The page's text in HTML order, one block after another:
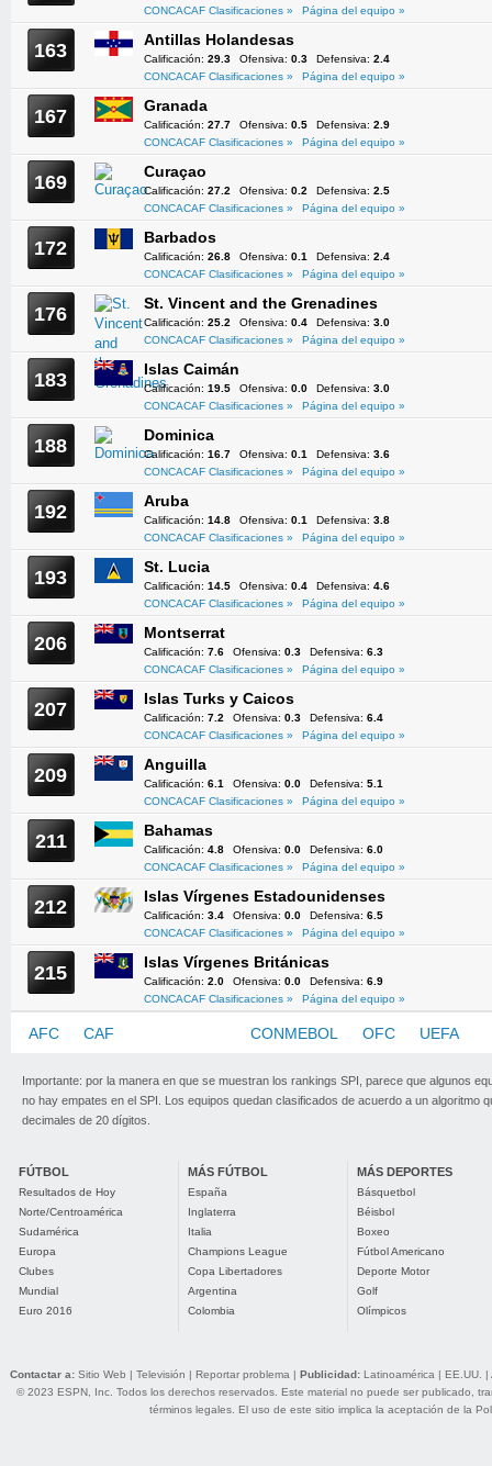
CONCACAF Clasificaciones »
Página del equipo »
163 Antillas Holandesas
Calificación: 29.3 Ofensiva: 0.3 Defensiva: 2.4
CONCACAF Clasificaciones »
Página del equipo »
167 Granada
Calificación: 27.7 Ofensiva: 0.5 Defensiva: 2.9
CONCACAF Clasificaciones »
Página del equipo »
169 Curaçao
Calificación: 27.2 Ofensiva: 0.2 Defensiva: 2.5
CONCACAF Clasificaciones »
Página del equipo »
172 Barbados
Calificación: 26.8 Ofensiva: 0.1 Defensiva: 2.4
CONCACAF Clasificaciones »
Página del equipo »
176 St. Vincent and the Grenadines
Calificación: 25.2 Ofensiva: 0.4 Defensiva: 3.0
CONCACAF Clasificaciones »
Página del equipo »
183 Islas Caimán
Calificación: 19.5 Ofensiva: 0.0 Defensiva: 3.0
CONCACAF Clasificaciones »
Página del equipo »
188 Dominica
Calificación: 16.7 Ofensiva: 0.1 Defensiva: 3.6
CONCACAF Clasificaciones »
Página del equipo »
192 Aruba
Calificación: 14.8 Ofensiva: 0.1 Defensiva: 3.8
CONCACAF Clasificaciones »
Página del equipo »
193 St. Lucia
Calificación: 14.5 Ofensiva: 0.4 Defensiva: 4.6
CONCACAF Clasificaciones »
Página del equipo »
206 Montserrat
Calificación: 7.6 Ofensiva: 0.3 Defensiva: 6.3
CONCACAF Clasificaciones »
Página del equipo »
207 Islas Turks y Caicos
Calificación: 7.2 Ofensiva: 0.3 Defensiva: 6.4
CONCACAF Clasificaciones »
Página del equipo »
209 Anguilla
Calificación: 6.1 Ofensiva: 0.0 Defensiva: 5.1
CONCACAF Clasificaciones »
Página del equipo »
211 Bahamas
Calificación: 4.8 Ofensiva: 0.0 Defensiva: 6.0
CONCACAF Clasificaciones »
Página del equipo »
212 Islas Vírgenes Estadounidenses
Calificación: 3.4 Ofensiva: 0.0 Defensiva: 6.5
CONCACAF Clasificaciones »
Página del equipo »
215 Islas Vírgenes Británicas
Calificación: 2.0 Ofensiva: 0.0 Defensiva: 6.9
CONCACAF Clasificaciones »
Página del equipo »
AFC CAF CONMEBOL OFC UEFA
Importante: por la manera en que se muestran los rankings SPI, parece que algunos
no hay empates en el SPI. Los equipos quedan clasificados de acuerdo a un algoritmo
decimales de 20 dígitos.
FÚTBOL
Resultados de Hoy
Norte/Centroamérica
Sudamérica
Europa
Clubes
Mundial
Euro 2016
MÁS FÚTBOL
España
Inglaterra
Italia
Champions League
Copa Libertadores
Argentina
Colombia
MÁS DEPORTES
Básquetbol
Béisbol
Boxeo
Fútbol Americano
Deporte Motor
Golf
Olímpicos
Contactar a: Sitio Web | Televisión | Reportar problema | Publicidad: Latinoamérica | EE.UU. |
© 2023 ESPN, Inc. Todos los derechos reservados. Este material no puede ser publicado,
términos legales. El uso de este sitio implica la aceptación de la